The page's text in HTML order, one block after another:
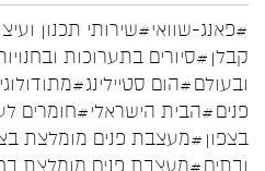
#פאנג-שוואי#שירותי תכנון
קבלן #סיורים בתערוכות
ובעולם#הום סטיילינג
פנים#הבית הישראלי#חומרים
בצפון #מעצבת פנים מומלצת
ובתים#מעצבת פנים מומלצת